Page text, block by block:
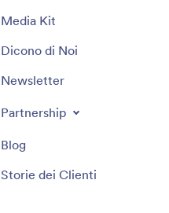
Media Kit
Dicono di Noi
Newsletter
Partnership
Blog
Storie dei Clienti